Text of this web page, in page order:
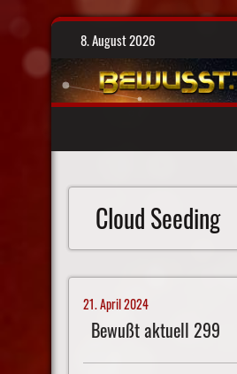
Skip
8. August 2026
Cloud Seeding
21. April 2024
Bewußt aktuell 299